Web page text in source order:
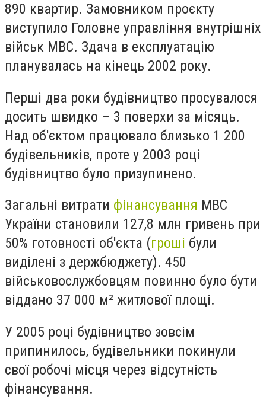
890 квартир. Замовником проєкту
виступило Головне управління внутрішніх
військ МВС. Здача в експлуатацію
планувалась на кінець 2002 року.
Перші два роки будівництво просувалося
досить швидко – 3 поверхи за місяць.
Над об'єктом працювало близько 1 200
будівельників, проте у 2003 році
будівництво було призупинено.
Загальні витрати фінансування МВС
України становили 127,8 млн гривень при
50% готовності об'єкта (гроші були
виділені з держбюджету). 450
військовослужбовцям повинно було бути
віддано 37 000 м² житлової площі.
У 2005 році будівництво зовсім
припинилось, будівельники покинули
свої робочі місця через відсутність
фінансування.